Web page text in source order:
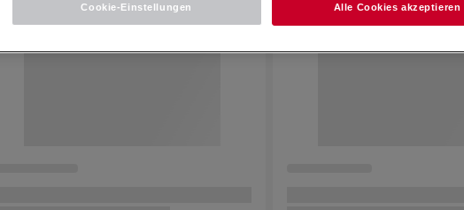
Cookie-Einstellungen Alle Cookies akzeptieren